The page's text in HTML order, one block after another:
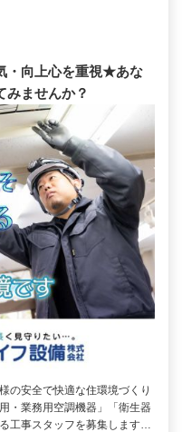
・向上心を重視★あな
みませんか？
の安全で快適な住環境づくり
・業務用空調機器」「衛生器
工事スタッフを募集します…